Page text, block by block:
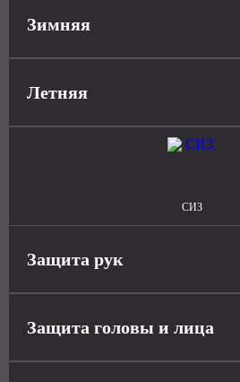
Зимняя
Летняя
СИЗ
Защита рук
Защита головы и лица